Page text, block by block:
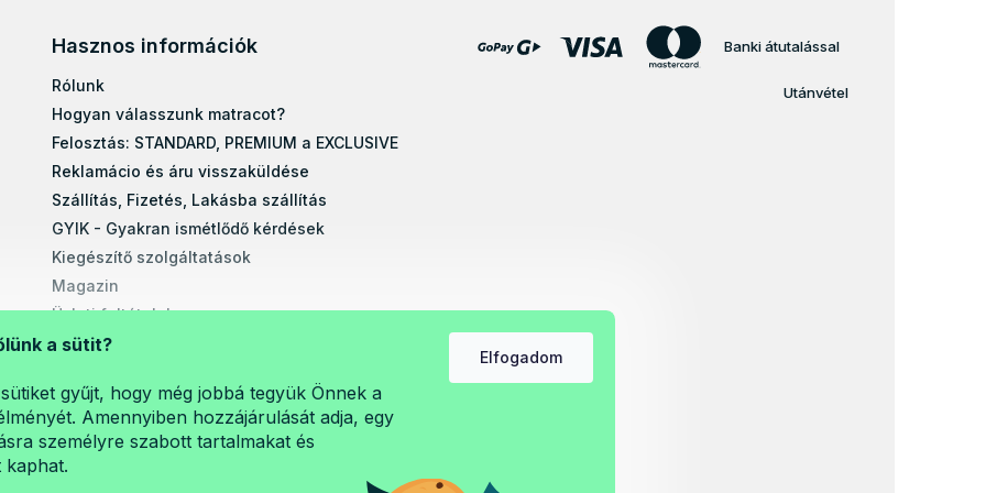
a sütit?
gyűjt, hogy még jobbá tegyük Önnek a
Amennyiben hozzájárulását adja, egy
személyre szabott tartalmakat és
kaphat.
Elfogadom
Hasznos információk
Rólunk
Hogyan válasszunk matracot?
Felosztás: STANDARD, PREMIUM a EXCLUSIVE
Reklamácio és áru visszaküldése
Szállítás, Fizetés, Lakásba szállítás
GYIK - Gyakran ismétlődő kérdések
Kiegészítő szolgáltatások
Magazin
Üzleti feltételek
Egyéb tudnivalók
Szerelési útmutatók
A személyes adatok védelme (GDPR)
Banki átutalással
Utánvétel